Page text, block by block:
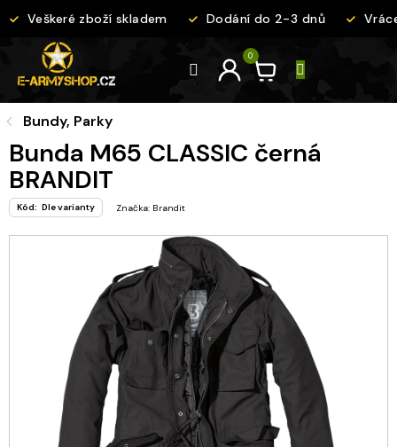
na Veškeré zboží skladem Dodání do 2-3 dnů
Bundy, Parky
Bunda M65 CLASSIC černá
BRANDIT
Kód: Dle varianty Značka: Brandit